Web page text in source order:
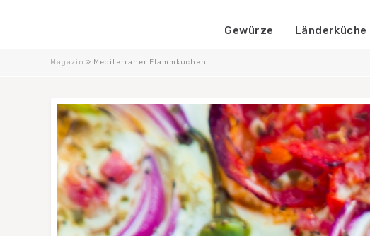
Gewürze Länderküche
Magazin » Mediterraner Flammkuchen